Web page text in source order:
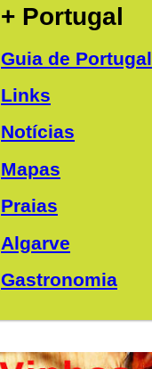
+ Portugal
Guia de Portugal
Links
Notícias
Mapas
Praias
Algarve
Gastronomia